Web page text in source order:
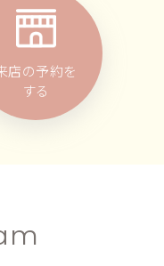
店の予約を
する